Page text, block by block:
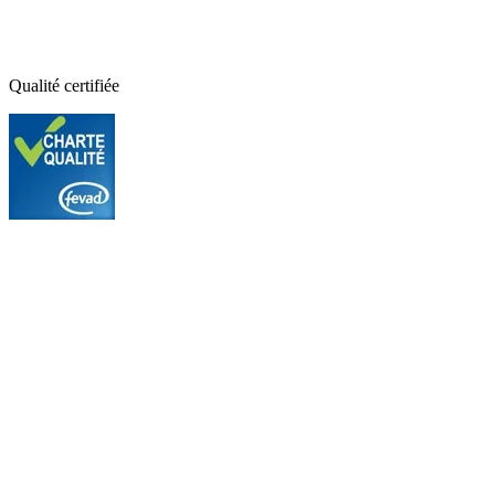
Qualité certifiée